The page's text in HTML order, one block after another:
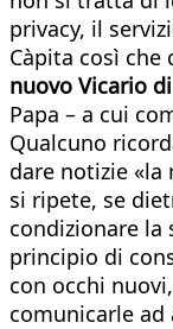
privacy, il
Càpita così
nuovo Vicario
Papa – a cui
Qualcuno
dare notizie
si ripete, se
condizionare la
principio di
con occhi
comunicarle ad